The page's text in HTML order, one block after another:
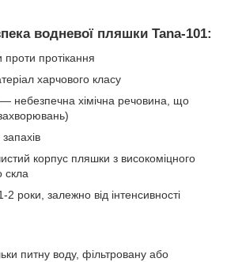
водневої пляшки Tana-101:
протікання
харчового класу
— небезпечна хімічна речовина, що
корпус пляшки з високоміцного
скла
роки, залежно від інтенсивності
питну воду, фільтровану або